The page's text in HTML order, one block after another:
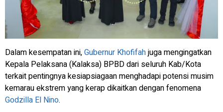
Dalam kesempatan ini,Gubernur Khofifahjuga mengingatkan
Kepala Pelaksana (Kalaksa) BPBD dari seluruh Kab/Kota
terkait pentingnya kesiapsiagaan menghadapi potensi musim
kemarau ekstrem yang kerap dikaitkan dengan fenomena
Godzilla El Nino.